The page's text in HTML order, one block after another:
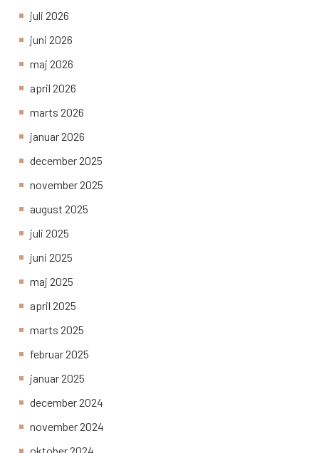
juli 2026
juni 2026
maj 2026
april 2026
marts 2026
januar 2026
december 2025
november 2025
august 2025
juli 2025
juni 2025
maj 2025
april 2025
marts 2025
februar 2025
januar 2025
december 2024
november 2024